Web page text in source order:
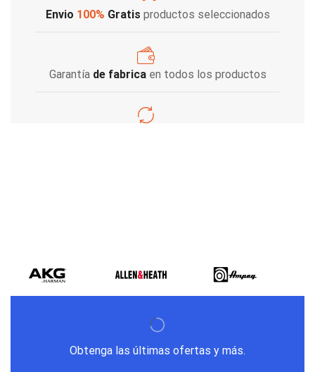
Envio 100% Gratis productos seleccionados
Garantía de fabricaen todos los productos
Obtenga las últimas ofertas y más.